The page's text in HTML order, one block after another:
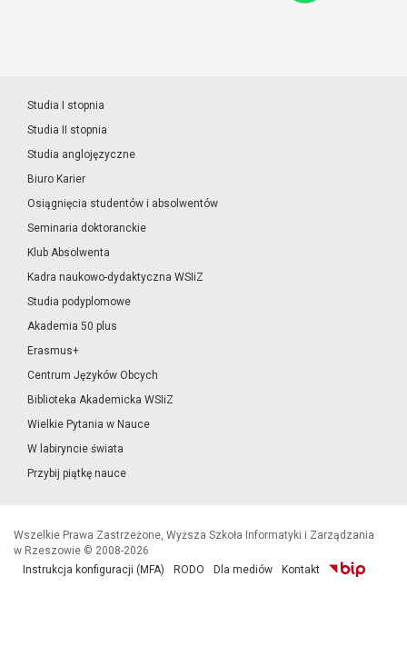
Studia I stopnia
Studia II stopnia
Studia anglojęzyczne
Biuro Karier
Osiągnięcia studentów i absolwentów
Seminaria doktoranckie
Klub Absolwenta
Kadra naukowo-dydaktyczna WSIiZ
Studia podyplomowe
Akademia 50 plus
Erasmus+
Centrum Języków Obcych
Biblioteka Akademicka WSIiZ
Wielkie Pytania w Nauce
W labiryncie świata
Przybij piątkę nauce
Wszelkie Prawa Zastrzeżone, Wyższa Szkoła Informatyki i Zarządzania
w Rzeszowie © 2008-2026
Instrukcja konfiguracji (MFA)
RODO Dla mediów Kontakt